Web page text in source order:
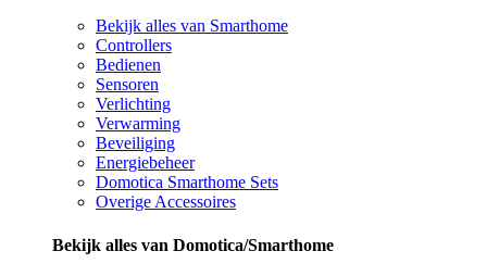
Bekijk alles van Smarthome
Controllers
Bedienen
Sensoren
Verlichting
Verwarming
Beveiliging
Energiebeheer
Domotica Smarthome Sets
Overige Accessoires
Bekijk alles van Domotica/Smarthome